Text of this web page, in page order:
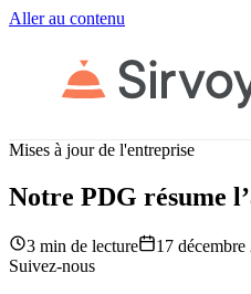
Aller au contenu
Mises à jour de l'entreprise
Notre PDG résume
3 min de lecture
17 décembre
Suivez-nous